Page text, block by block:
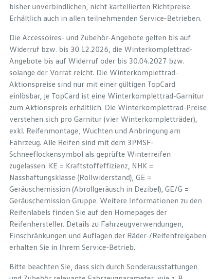
bisher unverbindlichen, nicht kartellierten Richtpreise.
Erhältlich auch in allen teilnehmenden Service-Betrieben.
Die Accessoires- und Zubehör-Angebote gelten bis auf
Widerruf bzw. bis 30.12.2026, die Winterkomplettrad-
Angebote bis auf Widerruf oder bis 30.04.2027 bzw.
solange der Vorrat reicht. Die Winterkomplettrad-
Aktionspreise sind nur mit einer gültigen TopCard
einlösbar, je TopCard ist eine Winterkomplettrad-Garnitur
zum Aktionspreis erhältlich. Die Winterkomplettrad-Preise
verstehen sich pro Garnitur (vier Winterkompletträder),
exkl. Reifenmontage, Wuchten und Anbringung am
Fahrzeug. Alle Reifen sind mit dem 3PMSF-
Schneeflockensymbol als geprüfte Winterreifen
zugelassen. KE = Kraftstoffeffizienz, NHK =
Nasshaftungsklasse (Rollwiderstand), GE =
Geräuschemission (Abrollgeräusch in Dezibel), GE/G =
Geräuschemission Gruppe. Weitere Informationen zu den
Reifenlabels finden Sie auf den Homepages der
Reifenhersteller. Details zu Fahrzeugverwendungen,
Einschränkungen und Auflagen der Räder-/Reifenfreigaben
erhalten Sie in Ihrem Service-Betrieb.
Bitte beachten Sie, dass sich durch Sonderausstattungen